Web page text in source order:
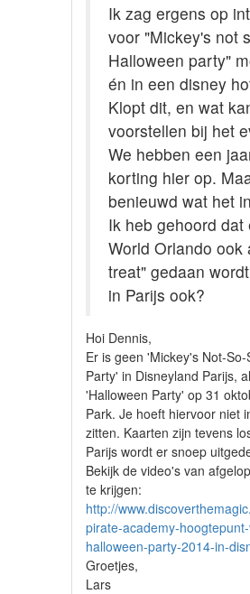
Ik zag ergens op
voor "Mickey's not
Halloween party"
én in een disney
Klopt dit, en wat
voorstellen bij het
We hebben een
korting hier op.
benieuwd wat het
Ik heb gehoord dat
World Orlando ook
treat" gedaan
in Parijs ook?
Hoi Dennis,
Er is geen 'Mickey's Not-
Party' in Disneyland Parijs,
'Halloween Party' op 31
Park. Je hoeft hiervoor niet
zitten. Kaarten zijn tevens
Parijs wordt er snoep
Bekijk de video's van
te krijgen:
http://
pirate-academy-
halloween-party-2014-in-
Groetjes,
Lars